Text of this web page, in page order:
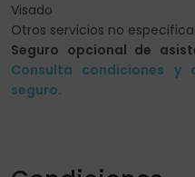
Visado
Otros servicios no
Seguro opcional de
Consulta condiciones y
seguro.